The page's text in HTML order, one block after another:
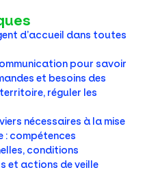
d’accueil dans toutes
pour savoir
et besoins des
réguler les
nécessaires à la mise
: compétences
conditions
et actions de veille